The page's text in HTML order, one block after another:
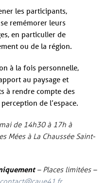
les participants,
remémorer leurs
en particulier de
ou de la région.
à la fois personnelle,
au paysage et
à rendre compte des
de l’espace.
de 14h30 à 17h à
Mées à La Chaussée Saint-
– Places limitées –